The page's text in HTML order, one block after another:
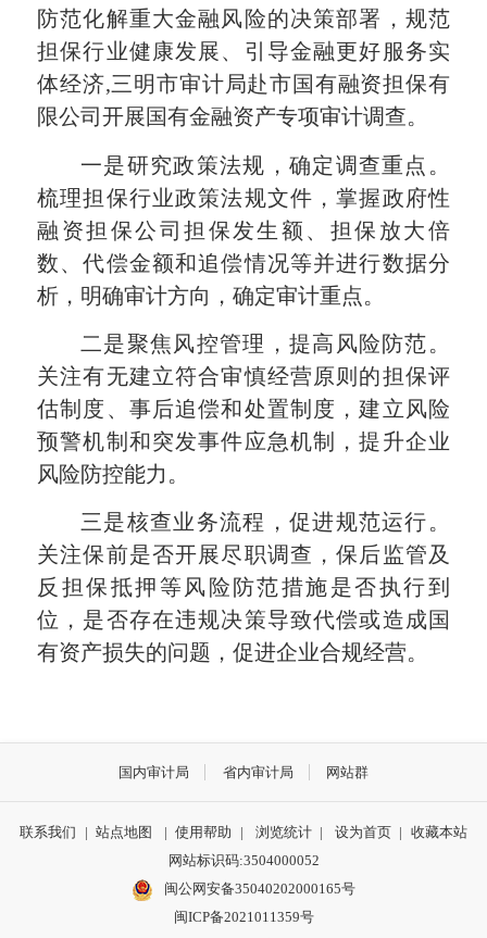
防范化解重大金融风险的决策部署，规范
担保行业健康发展、引导金融更好服务实
体经济,三明市审计局赴市国有融资担保有
限公司开展国有金融资产专项审计调查。
一是研究政策法规，确定调查重点。
梳理担保行业政策法规文件，掌握政府性
融资担保公司担保发生额、担保放大倍
数、代偿金额和追偿情况等并进行数据分
析，明确审计方向，确定审计重点。
二是聚焦风控管理，提高风险防范。
关注有无建立符合审慎经营原则的担保评
估制度、事后追偿和处置制度，建立风险
预警机制和突发事件应急机制，提升企业
风险防控能力。
三是核查业务流程，促进规范运行。
关注保前是否开展尽职调查，保后监管及
反担保抵押等风险防范措施是否执行到
位，是否存在违规决策导致代偿或造成国
有资产损失的问题，促进企业合规经营。
国内审计局 省内审计局 网站群
联系我们 | 站点地图 | 使用帮助 | 浏览统计 | 设为首页 | 收藏本站
网站标识码:3504000052
闽公网安备35040202000165号
闽ICP备2021011359号